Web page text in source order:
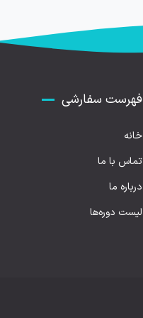
فهرست سفارشی
خانه
تماس با ما
درباره ما
لیست دوره‌ها